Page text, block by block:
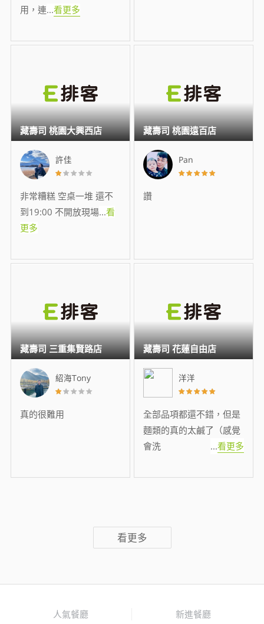
用，連...看更多
許佳
非常糟糕 空桌一堆 還不
到19:00 不開放現場...看
更多
藏壽司 桃園大興西店
Pan
讚
藏壽司 桃園遠百店
紹海Tony
真的很難用
藏壽司 三重集賢路店
洋洋
全部品項都還不錯，但是
麵類的真的太鹹了（感覺
會洗
...看更多
藏壽司 花蓮自由店
看更多
人氣餐廳 新進餐廳